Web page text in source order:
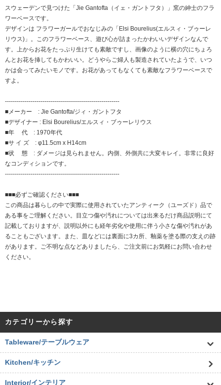
スウェーデンで見つけた「Jie Gantofta（イェ・ガントフタ）」窯の紳士のフラ
ワーベースです。
デザインは フラワーガールでおなじみの「Elsi Bourelius(エルスィ・ブゥーレ
リウス)」。このフラワーベース、遊び心が詰まったかわいいデザインなんで
す。上からお花をたっぷり生けても素敵ですし、画像のように横の穴にちょろ
んとお花を挿してもかわいい。どうやらご婦人も製造されていたようで、いつ
かは会ってみたいモノです。お花があってもなくても素敵なフラワーベースで
すよ。
----------------------------------------------------------
■メーカー : Jie Gantofta/ジィ・ガントフタ
■デザイナー : Elsi Bourelius/エルスィ・ブゥーレリウス
■年 代 : 1970年代
■サ イ ズ : φ11.5cm x H14cm
■状 態 : ダメージは見られません。内側、外側共に大変キレイ。非常に良好
なコンディションです。
----------------------------------------------------------
■■■必ずご確認ください■■■
この商品は暮らしの中で実際に使用されていたアンティーク（ユーズド）品で
ある事をご理解ください。目立つ傷や汚れについては出来るだけ商品説明にて
記載しておりますが、説明以外にも経年劣化や使用に伴う小さな傷や汚れがあ
ることもございます。また、皿などには裏面に3カ所、釉薬を塗る際の支えの跡
があります。ご不明な点などありましたら、ご注文前にお気軽にお問い合わせ
ください。
カテゴリーから探す
Tableware/テーブルウェア
Kitchen/キッチン
Interior/インテリア